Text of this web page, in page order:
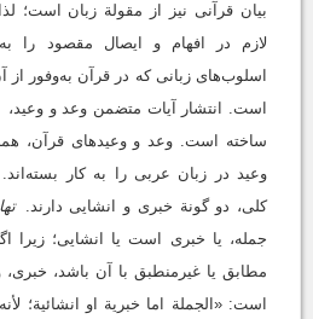
بیان قرآنی نیز از مقولة زبان است؛
لازم در افهام و ایصال مقصود را
اسلوب‌های زبانی که در قرآن به‌وفور
است. انتشار آیات متضمن وعد و وعید،
ساخته است. وعد و وعیدهای قرآن،
وعید در زبان عربی را به کار
کلی، دو گونة خبری و انشايی دارند.
جمله، یا خبری است یا انشايی؛ زیرا
مطابق یا غیرمنطبق با آن باشد،
است: «الجملة اما خبریة او انشائیة؛